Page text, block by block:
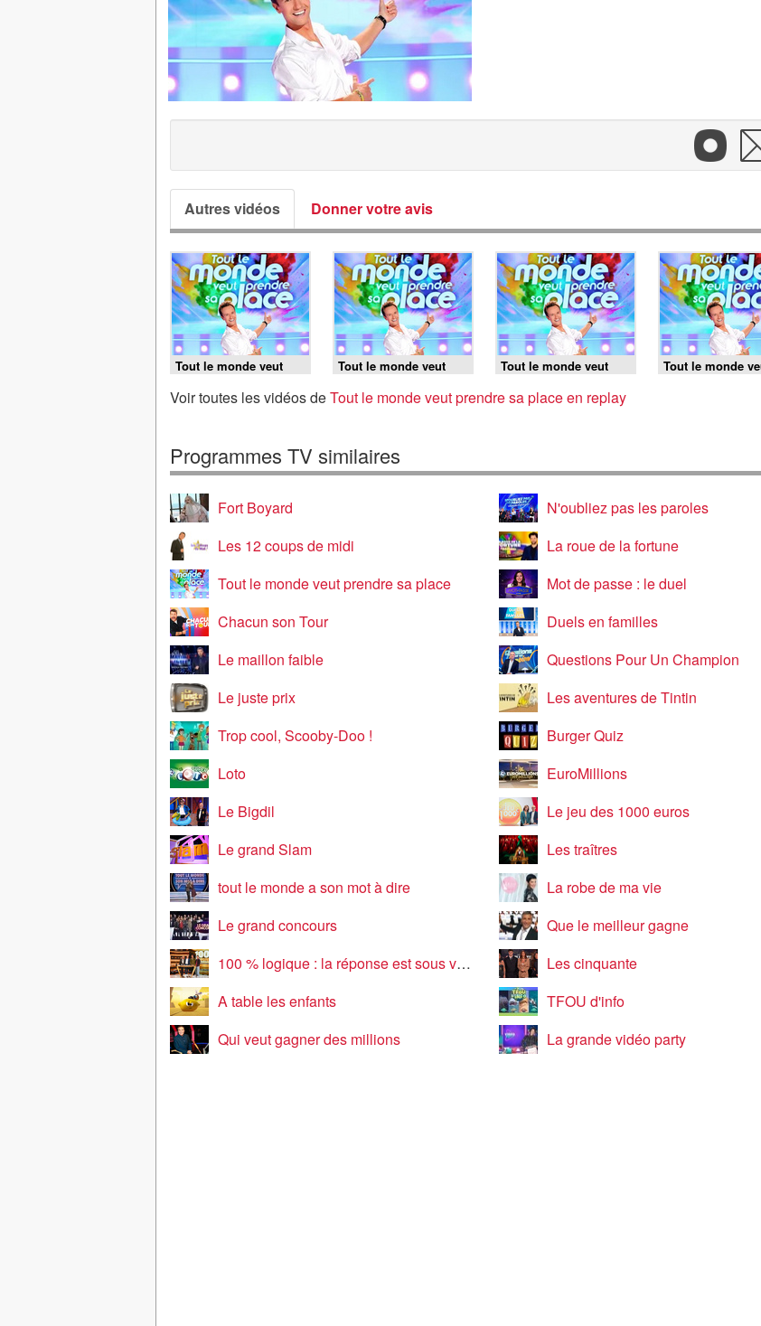
Autres vidéos Donner votre avis
Tout le monde veut
prendre sa place -
06/08/2026
Tout le monde veut
prendre sa place -
05/08/2026
Tout le monde veut
prendre sa place -
04/08/2026
Tout le monde
prendre sa place
Voir toutes les vidéos deTout le monde veut prendre sa place en replay
Programmes TV similaires
Fort Boyard
N'oubliez pas les paroles
Les 12 coups de midi
La roue de la fortune
Tout le monde veut prendre sa place
Mot de passe : le duel
Chacun son Tour
Duels en familles
Le maillon faible
Questions Pour Un Champion
Le juste prix
Les aventures de Tintin
Trop cool, Scooby-Doo !
Burger Quiz
Loto
EuroMillions
Le Bigdil
Le jeu des 1000 euros
Le grand Slam
Les traîtres
tout le monde a son mot à dire
La robe de ma vie
Le grand concours
Que le meilleur gagne
100 % logique : la réponse est sous vos yeux
Les cinquante
A table les enfants
TFOU d'info
Qui veut gagner des millions
La grande vidéo party